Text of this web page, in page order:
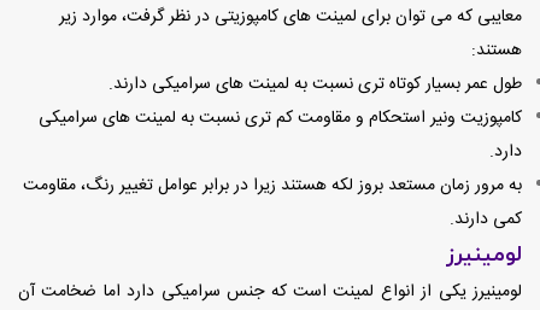
معایبی که می توان برای لمینت های کامپوزیتی در نظر گرفت، موارد زیر
هستند:
طول عمر بسیار کوتاه تری نسبت به لمینت های سرامیکی دارند.
کامپوزیت ونیر استحکام و مقاومت کم تری نسبت به لمینت های سرامیکی
دارد.
به مرور زمان مستعد بروز لکه هستند زیرا در برابر عوامل تغییر رنگ، مقاومت
کمی دارند.
لومینیرز
لومینیرز یکی از انواع لمینت است که جنس سرامیکی دارد اما ضخامت آن